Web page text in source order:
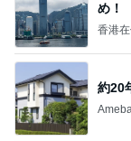
め！
香港
約20